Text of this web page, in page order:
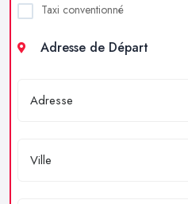
Taxi conventionné
Adresse de Départ